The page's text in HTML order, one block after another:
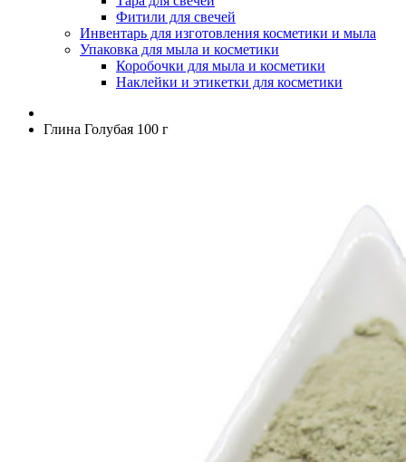
Фитили для свечей
Инвентарь для изготовления косметики и мыла
Упаковка для мыла и косметики
Коробочки для мыла и косметики
Наклейки и этикетки для косметики
Глина Голубая 100 г